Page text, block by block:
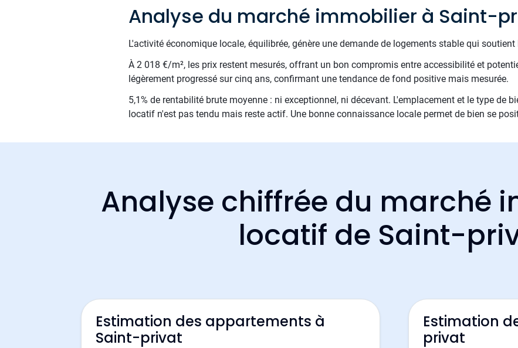
Analyse du marché immobilier à Saint-
L'activité économique locale, équilibrée, génère une demande de logements stable qui
À 2 018 €/m², les prix restent mesurés, offrant un bon compromis entre accessibilité et
légèrement progressé sur cinq ans, confirmant une tendance de fond positive mais mesurée.
5,1% de rentabilité brute moyenne : ni exceptionnel, ni décevant. L'emplacement et le type de
locatif n'est pas tendu mais reste actif. Une bonne connaissance locale permet de bien se
Analyse chiffrée du marché
locatif de Saint-
Estimation des appartements à
Saint-privat
Estimation
privat